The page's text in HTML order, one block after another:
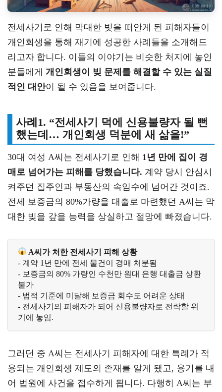
전세사기로 인해 막대한 빚을 떠안게 된 피해자들이
개인회생을 통해 재기에 성공한 사례들을 소개해드
리고자 합니다. 이들의 이야기는 비슷한 처지에 놓인
분들에게 개인회생이 빚 문제를 해결할 수 있는 실질
적인 대안이 될 수 있음을 보여줍니다.
사례1. “전세사기 덕에 신용불량자 될 뻔
했는데… 개인회생 덕분에 새 삶을!”
30대 여성 A씨는 전세사기로 인해 1년 만에 집이 경
매로 넘어가는 피해를 당했습니다. 계약 당시 안심시
켜주던 집주인과 부동산의 속임수에 넘어간 것이죠.
전세 보증금의 80%가량을 대출로 마련했던 A씨는 막
대한 빚을 갚을 능력을 상실하고 절망에 빠졌습니다.
A씨가 처한 전세사기 피해 상황
- 계약 1년 만에 전세 물건이 경매 처분됨
- 보증금의 80% 가량인 수천만 원대 은행 대출금 상환
불가
- 법적 기준에 미달해 보증금 회수도 어려운 상태
- 전세사기의 피해자가 되어 신용불량자로 전락할 위
기에 놓임.
그러던 중 A씨는 전세사기 피해자에 대한 특례가 적
용되는 개인회생 제도의 존재를 알게 됐고, 용기를 내
어 법원에 사건을 접수하게 됩니다. 다행히 A씨는 부